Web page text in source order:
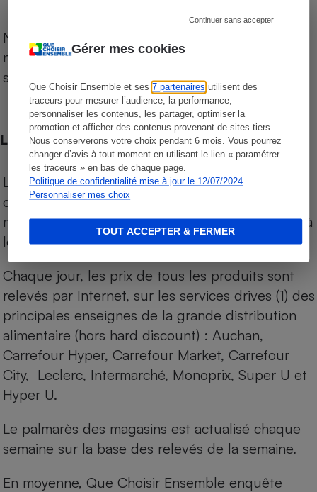
Gérer mes cookies
Que Choisir Ensemble et ses7 partenaires utilisent des
traceurs pour mesurer l’audience, la performance,
personnaliser les contenus, les partager, optimiser la
promotion et afficher des contenus provenant de sites tiers.
Nous conserverons votre choix pendant 6 mois. Vous pourrez
changer d’avis à tout moment en utilisant le lien « paramétrer
les traceurs » en bas de chaque page.
Politique de confidentialité mise à jour le 12/07/2024
Personnaliser mes choix
Continuer sans accepter
TOUT ACCEPTER & FERMER
Notre comparateur de supermarchés propose le
niveau de prix des supermarchés, géolocalisés
sur le territoire français.
Les comparaisons de prix
Les comparaisons sont réalisées sur l’ensemble
des produits des magasins. Les produits de
marques de distributeurs (MDD) sont comparés à
leurs équivalents chez leurs concurrents.
Chaque jour, les prix de tous les produits sont
relevés par Internet, sur les services drives (1) des
principales enseignes de la grande distribution
alimentaire (hors hard discount) : Auchan,
Carrefour Hyper, Carrefour Market, Carrefour
City, Leclerc, Intermarché, Monoprix, Super U et
Hyper U.
Le palmarès des magasins est actualisé chaque
semaine sur la base des relevés de la semaine.
En moyenne, Que Choisir Ensemble enquête